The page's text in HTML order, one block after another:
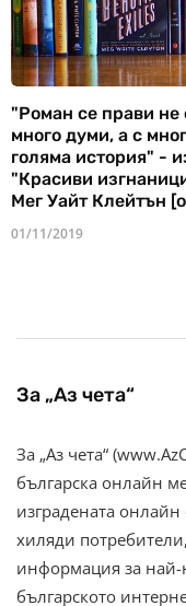
"Роман се прави не
много думи, а с
голяма история" -
"Красиви
Мег Уайт Клейтън
01/11/2019
За „Аз чета“
За „Аз чета“
българска онлайн
изградената
хиляди
информация за най-
българското